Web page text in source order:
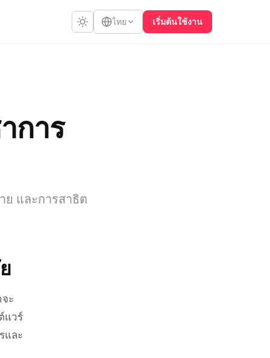
ไทย เริ่มต้นใช้งาน
การ
ย และการสาธิต
ะ
แวร์
และ